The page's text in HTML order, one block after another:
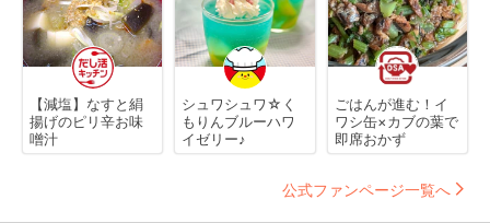
【減塩】なすと絹
揚げのピリ辛お味
噌汁
シュワシュワ☆く
もりんブルーハワ
イゼリー♪
ごはんが進む！イ
ワシ缶×カブの葉で
即席おかず
公式ファンページ一覧へ